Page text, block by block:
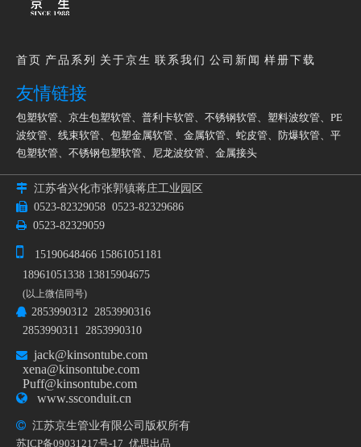
首页 产品系列 关于京生 联系我们 公司新闻 样册下载
友情链接
包塑软管、 京生包塑软管、 普利卡软管、 不锈钢软管、 塑料波纹管、 PE
波纹管、 线束软管、 包塑金属软管、 金属软管、 蛇皮管、 防爆软管、 平
包塑软管、 不锈钢包塑软管、 尼龙波纹管、 金属接头
 江苏省兴化市张郭镇蒋庄工业园区
 0523-82329058 0523-82329686
 0523-82329059

15190648466 15861051181
18961051338 13815904675
(以上微信同号)
 2853990312 2853990316
2853990311 2853990310
 jack@kinsontube.com
xena@kinsontube.com
Puff@kinsontube.com
 www.ssconduit.cn
 江苏京生管业有限公司版权所有
苏ICP备09031217号-17 优思出品